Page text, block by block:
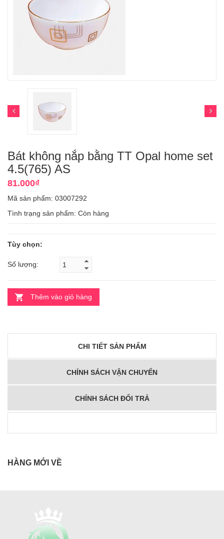
Bát không nắp bằng TT Opal home set
4.5(765) AS
81.000₫
Mã sản phẩm: 03007292
Tình trạng sản phẩm: Còn hàng
Tùy chọn:
Số lượng:
Thêm vào giỏ hàng
CHI TIẾT SẢN PHẨM
CHÍNH SÁCH VẬN CHUYỂN
CHÍNH SÁCH ĐỔI TRẢ
HÀNG MỚI VỀ